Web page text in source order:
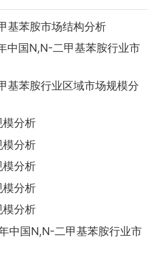
基苯胺市场结构分析
中国N,N-二甲基苯胺行业市
基苯胺行业区域市场规模分
模分析
模分析
模分析
模分析
模分析
中国N,N-二甲基苯胺行业市